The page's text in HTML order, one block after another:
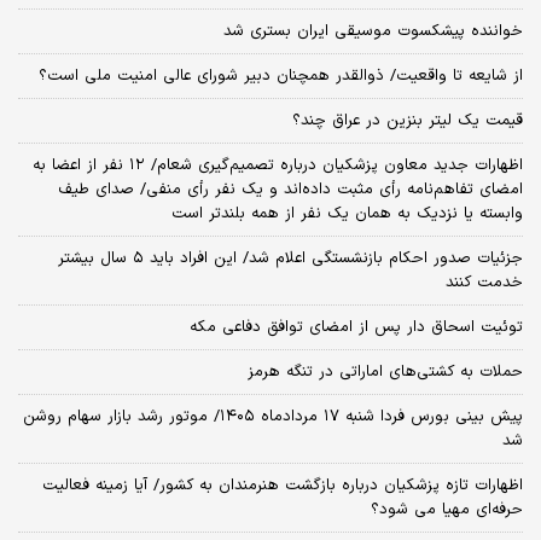
خواننده پیشکسوت موسیقی ایران بستری شد
از شایعه تا واقعیت/ ذوالقدر همچنان دبیر شورای ‌عالی امنیت ملی است؟
قیمت یک لیتر بنزین در عراق چند؟
اظهارات جدید معاون پزشکیان درباره تصمیم‌گیری شعام/ ۱۲ نفر از اعضا به
امضای تفاهم‌نامه رأی مثبت داده‌اند و یک نفر رأی منفی/ صدای طیف
وابسته یا نزدیک به همان یک نفر از همه بلندتر است
جزئیات صدور احکام بازنشستگی اعلام شد/ این افراد باید ۵ سال بیشتر
خدمت کنند
توئیت اسحاق دار پس از امضای توافق دفاعی مکه
حملات به کشتی‌های اماراتی در تنگه هرمز
پیش بینی بورس فردا شنبه ۱۷ مردادماه ۱۴۰۵/ موتور رشد بازار سهام روشن
شد
اظهارات تازه پزشکیان درباره بازگشت هنرمندان به کشور/ آیا زمینه فعالیت
حرفه‌ای مهیا می شود؟